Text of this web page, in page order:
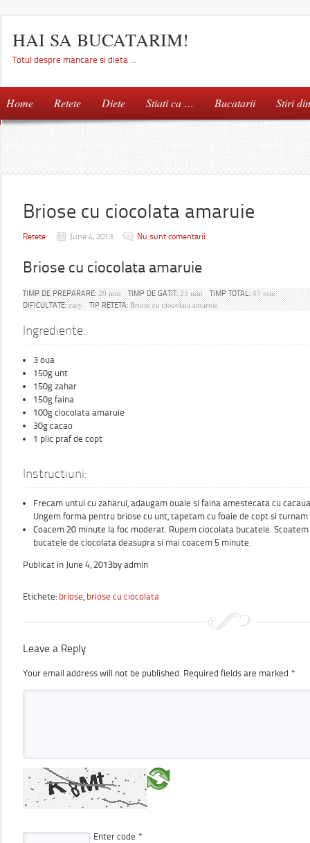
HAI SA BUCATARIM!
Totul despre mancare si dieta …
Home Retete Diete Stiati ca … Bucatarii Stiri
Briose cu ciocolata amaruie
Retete June 4, 2013 Nu sunt comentarii
Briose cu ciocolata amaruie
TIMP DE PREPARARE: 20 min TIMP DE GATIT: 25 min TIMP TOTAL: 45 min
DIFICULTATE: easy TIP RETETA: Briose cu ciocolata amaruie
Ingrediente:
3 oua
150g unt
150g zahar
150g faina
100g ciocolata amaruie
30g cacao
1 plic praf de copt
Instructiuni:
Frecam untul cu zaharul, adaugam ouale si faina amestecata cu
Ungem forma pentru briose cu unt, tapetam cu foaie de copt si
Coacem 20 minute la foc moderat. Rupem ciocolata bucatele.
bucatele de ciocolata deasupra si mai coacem 5 minute.
Publicat in June 4, 2013by admin
Etichete: briose, briose cu ciocolata
Leave a Reply
Your email address will not be published. Required fields are marked *
Enter code *